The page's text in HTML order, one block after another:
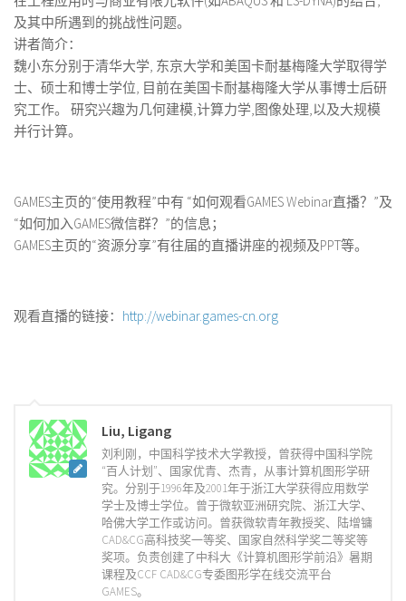
及其中所遇到的挑战性问题。
讲者简介：
魏小东分别于清华大学, 东京大学和美国卡耐基梅隆大学取得学
士、硕士和博士学位, 目前在美国卡耐基梅隆大学从事博士后研
究工作。 研究兴趣为几何建模,计算力学,图像处理,以及大规模
并行计算。
GAMES主页的“使用教程”中有 “如何观看GAMES Webinar直播？”及
“如何加入GAMES微信群？”的信息；
GAMES主页的“资源分享”有往届的直播讲座的视频及PPT等。
观看直播的链接： http://webinar.games-cn.org
Liu, Ligang
刘利刚，中国科学技术大学教授，曾获得中国科学院
“百人计划”、国家优青、杰青，从事计算机图形学研
究。分别于1996年及2001年于浙江大学获得应用数学
学士及博士学位。曾于微软亚洲研究院、浙江大学、
哈佛大学工作或访问。曾获微软青年教授奖、陆增镛
CAD&CG高科技奖一等奖、国家自然科学奖二等奖等
奖项。负责创建了中科大《计算机图形学前沿》暑期
课程及CCF CAD&CG专委图形学在线交流平台
GAMES。